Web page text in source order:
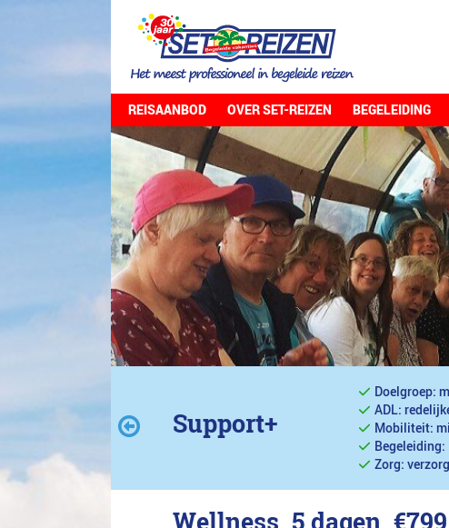
REISAANBOD OVER SET-REIZEN BEGELEIDING
Support+
Doelgroep:
ADL:
Mobiliteit:
Begeleiding:
Zorg:
Wellness, 5 dagen, €799